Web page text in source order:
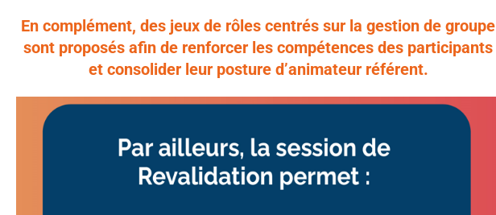
En complément, des jeux de rôles centrés sur la gestion de groupe
sont proposés afin de renforcer les compétences des participants
et consolider leur posture d’animateur référent.